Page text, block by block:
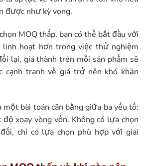
được như kỳ vọng.
MOQ thấp, bạn có thể bắt đầu với
linh hoạt hơn trong việc thử nghiệm
lại, giá thành trên mỗi sản phẩm sẽ
cạnh tranh về giá trở nên khó khăn
một bài toán cân bằng giữa ba yếu tố:
xoay vòng vốn. Không có lựa chọn
chỉ có lựa chọn phù hợp với giai